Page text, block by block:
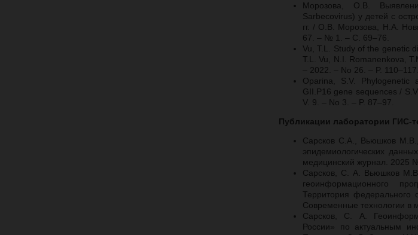
Морозова, О.В.
Sarbecovirus) у детей с
гг. / О.В. Морозова, Н.А.
67. – № 1. – С. 69–76.
Vu, Т.L. Study of the genetic
Т.L. Vu, N.I. Romanenkova,
– 2022. – No 26. – P. 110–117.
Oparina, S.V. Phylogenetic
GII.P16 gene sequences /
V. 9. – No 3. – P. 87–97.
Публикации лаборатории ГИС-
Сарсков С.А., Вьюшков
эпидемиологических
медицинский журнал. 2025
Сарсков, С. А. Вьюшков
геоинформационного
Территория федерального
Современные технологии
Сарсков, С. А.
России» по актуальным